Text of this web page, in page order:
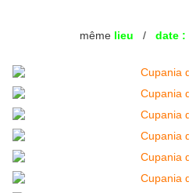
même lieu / date :